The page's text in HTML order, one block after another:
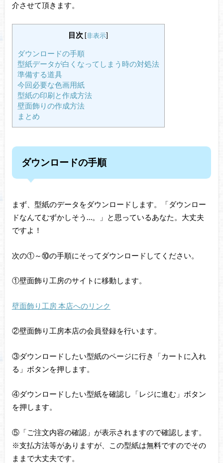
介させて頂きます。
目次 [非表示]
ダウンロードの手順
型紙データが白くなってしまう時の対処法
準備する道具
今回必要な色画用紙
型紙の印刷と作成方法
壁面飾りの作成方法
まとめ
ダウンロードの手順
まず、型紙のデータをダウンロードします。「ダウンロー
ドなんてむずかしそう…。」と思っているあなた。大丈夫
ですよ！
次の①～⑩の手順にそってダウンロードしてください。
①壁面飾り工房のサイトに移動します。
壁面飾り工房 本店へのリンク
②壁面飾り工房本店の会員登録を行います。
③ダウンロードしたい型紙のページに行き「カートに入れ
る」ボタンを押します。
④ダウンロードしたい型紙を確認し「レジに進む」ボタン
を押します。
⑤「ご注文内容の確認」が表示されますので確認します。
※支払方法等がありますが、この型紙は無料ですのでその
ままで大丈夫です。